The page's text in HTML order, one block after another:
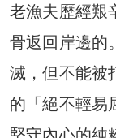
老漁夫歷經艱
骨返回岸邊的
滅，但不能被
的「絕不輕易